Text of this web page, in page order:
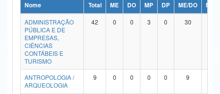
Ministério da Ciência, Tecnologia, Inovações e Comunicações
Ministério do Meio Ambiente
Ministério do Turismo
Ministério do Desenvolvimento Regional
Controladoria-Geral da União
Nome Total ME DO MP DP ME/DO
MP/
ADMINISTRAÇÃO
PÚBLICA E DE
EMPRESAS,
CIÊNCIAS
CONTÁBEIS E
TURISMO
42 0 0 3 0 30
ANTROPOLOGIA /
ARQUEOLOGIA
9 0 0 0 0 9